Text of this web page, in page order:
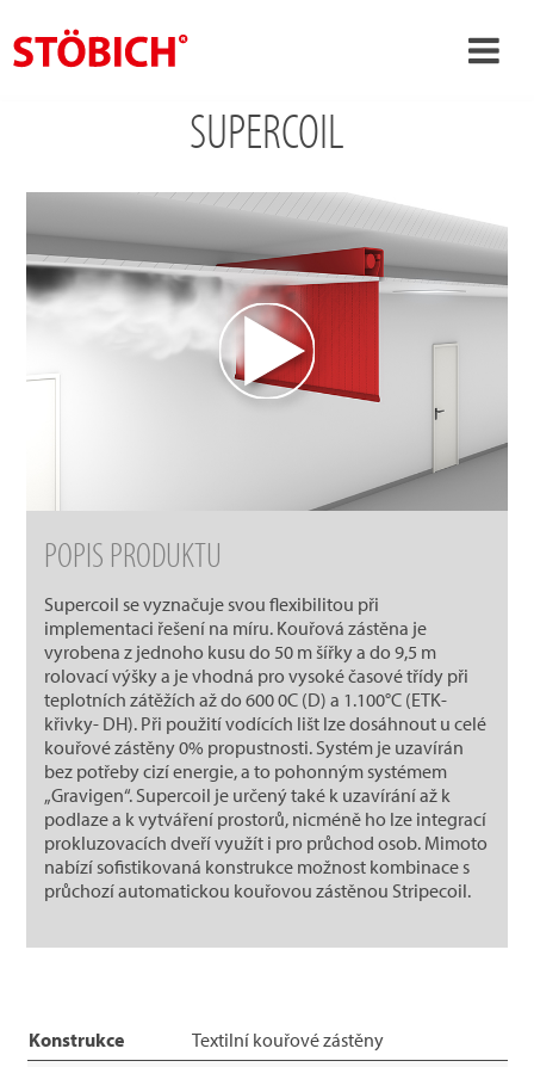
Pověření
›
Tematické světy
SUPERCOIL
POPIS PRODUKTU
Supercoil se vyznačuje svou flexibilitou při
implementaci řešení na míru. Kouřová zástěna je
vyrobena z jednoho kusu do 50 m šířky a do 9,5 m
rolovací výšky a je vhodná pro vysoké časové třídy při
teplotních zátěžích až do 600 0C (D) a 1.100°C (ETK-
křivky- DH). Při použití vodících lišt lze dosáhnout u celé
kouřové zástěny 0% propustnosti. Systém je uzavírán
bez potřeby cizí energie, a to pohonným systémem
„Gravigen“. Supercoil je určený také k uzavírání až k
podlaze a k vytváření prostorů, nicméně ho lze integrací
prokluzovacích dveří využít i pro průchod osob. Mimoto
nabízí sofistikovaná konstrukce možnost kombinace s
průchozí automatickou kouřovou zástěnou Stripecoil.
Konstrukce
Textilní kouřové zástěny